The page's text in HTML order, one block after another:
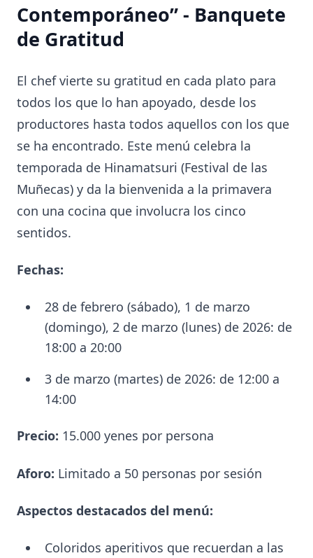
Contemporáneo” - Banquete
de Gratitud
El chef vierte su gratitud en cada plato para
todos los que lo han apoyado, desde los
productores hasta todos aquellos con los que
se ha encontrado. Este menú celebra la
temporada de Hinamatsuri (Festival de las
Muñecas) y da la bienvenida a la primavera
con una cocina que involucra los cinco
sentidos.
Fechas:
28 de febrero (sábado), 1 de marzo
(domingo), 2 de marzo (lunes) de 2026: de
18:00 a 20:00
3 de marzo (martes) de 2026: de 12:00 a
14:00
Precio: 15.000 yenes por persona
Aforo: Limitado a 50 personas por sesión
Aspectos destacados del menú:
Coloridos aperitivos que recuerdan a las